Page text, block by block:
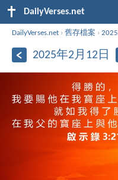
DailyVerses.net
DailyVerses.net ›舊存檔案 ›2025
2025年2月12日